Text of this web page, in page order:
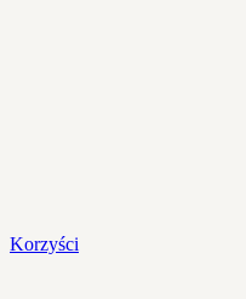
Korzyści